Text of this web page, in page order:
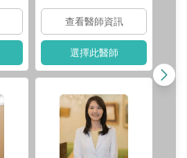
查看醫師資訊
選擇此醫師